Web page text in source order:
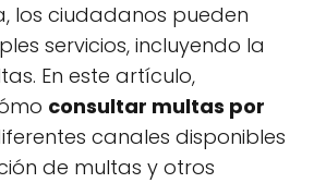
los ciudadanos pueden
servicios, incluyendo la
En este artículo,
consultar multas por
canales disponibles
de multas y otros